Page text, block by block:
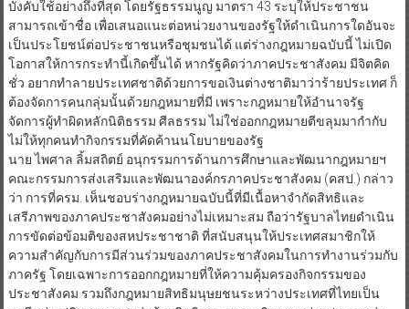
บังคับใช้อย่างถึงที่สุด โดยรัฐธรรมนูญ มาตรา 43 ระบุให้ประชาชน
สามารถเข้าชื่อ เพื่อเสนอแนะต่อหน่วยงานของรัฐให้ดำเนินการใดอันจะ
เป็นประโยชน์ต่อประชาชนหรือชุมชนได้ แต่ร่างกฎหมายฉบับนี้ ไม่เปิด
โอกาสให้การกระทำนี้เกิดขึ้นได้ หากรัฐคิดว่าภาคประชาสังคม มีจิตคิด
ชั่ว อยากทำลายประเทศชาติด้วยการขอเงินต่างชาติมาว่าร้ายประเทศ ก็
ต้องจัดการคนกลุ่มนั้นด้วยกฎหมายที่มี เพราะกฎหมายให้อำนาจรัฐ
จัดการผู้ทำผิดหลักนิติธรรม ศีลธรรม ไม่ใช่ออกกฎหมายตีขลุมมากำกับ
ไม่ให้ทุกคนทำกิจกรรมที่คัดค้านนโยบายของรัฐ
นาย ไพศาล ลิ้มสถิตย์ อนุกรรมการด้านการศึกษาและพัฒนากฎหมายฯ
คณะกรรมการส่งเสริมและพัฒนาองค์กรภาคประชาสังคม (คสป.) กล่าว
ว่า การที่ครม. เห็นชอบร่างกฎหมายฉบับนี้ที่มีเนื้อหาจำกัดสิทธิและ
เสรีภาพของภาคประชาสังคมอย่างไม่เหมาะสม ถือว่ารัฐบาลไทยดำเนิน
การขัดต่อข้อมติของสหประชาชาติ ที่สนับสนุนให้ประเทศสมาชิกให้
ความสำคัญกับการมีส่วนร่วมของภาคประชาสังคมในการทำงานร่วมกับ
ภาครัฐ โดยเฉพาะการออกกฎหมายที่ให้ความคุ้มครองกิจกรรมของ
ประชาสังคม รวมถึงกฎหมายสิทธิมนุษยชนระหว่างประเทศที่ไทยเป็น